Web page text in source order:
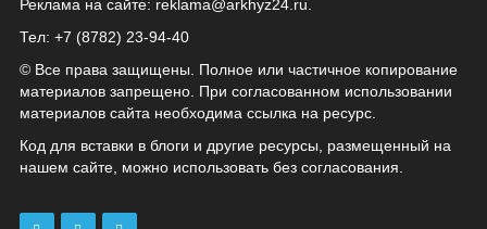
Реклама на сайте: reklama@arkhyz24.ru
Тел: +7 (8782) 23‑94‑40
© Все права защищены. Полное или частичное копирование
материалов запрещено. При согласованном использовании
материалов сайта необходима ссылка на ресурс.
Код для вставки в блоги и другие ресурсы, размещенный на
нашем сайте, можно использовать без согласования.